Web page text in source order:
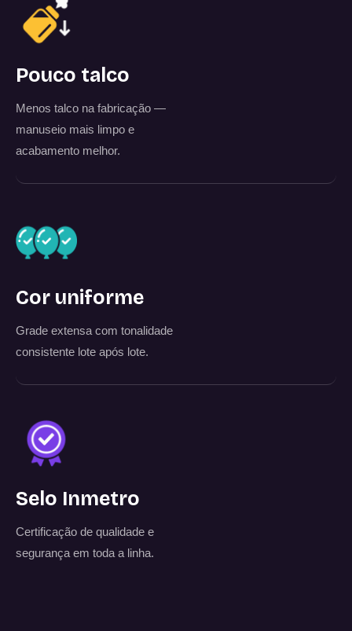
Pouco talco
Menos talco na fabricação —
manuseio mais limpo e
acabamento melhor.
Cor uniforme
Grade extensa com tonalidade
consistente lote após lote.
Selo Inmetro
Certificação de qualidade e
segurança em toda a linha.